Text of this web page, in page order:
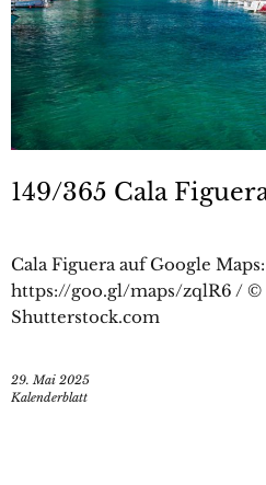
149/365 Cala
Cala Figuera auf Google Maps:
https://goo.gl/maps/zqlR6 / ©
Shutterstock.com
29. Mai 2025
Kalenderblatt